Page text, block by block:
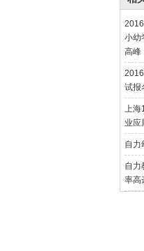
小幼
高峰
试报
上海
业应
自力
自力
率高